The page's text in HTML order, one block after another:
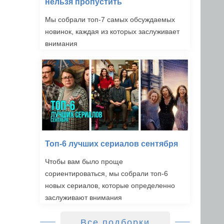
нельзя пропустить
Мы собрали топ-7 самых обсуждаемых
новинок, каждая из которых заслуживает
внимания
Топ-6 лучших сериалов сентября
Чтобы вам было проще
сориентироваться, мы собрали топ-6
новых сериалов, которые определенно
заслуживают внимания